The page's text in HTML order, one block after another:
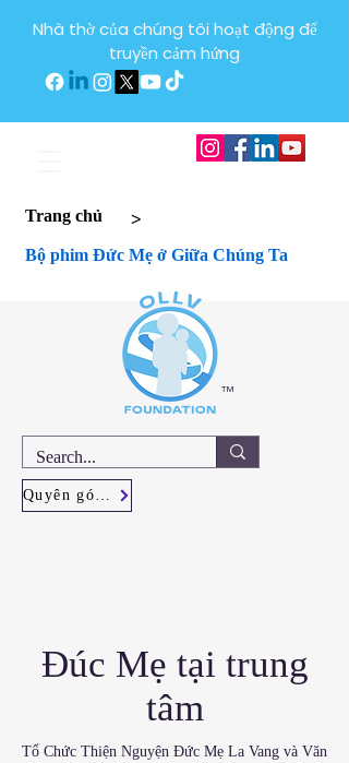
Nhà thờ của chúng tôi hoạt động để
truyền cảm hứng
Trang chủ >
Bộ phim Đức Mẹ ở Giữa Chúng Ta
™
Quyên góp ngay
Đúc Mẹ tại trung
tâm
Tổ Chức Thiện Nguyện Đức Mẹ La Vang và Văn